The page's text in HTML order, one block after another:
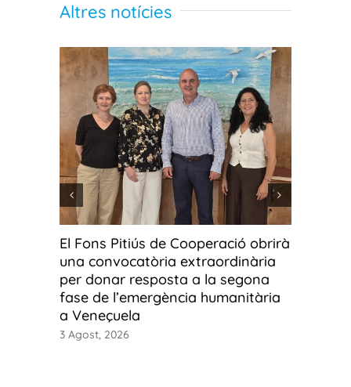
Altres notícies
El Fons Pitiús de Cooperació obrirà
una convocatòria extraordinària
per donar resposta a la segona
fase de l’emergència humanitària
a Veneçuela
3 Agost, 2026